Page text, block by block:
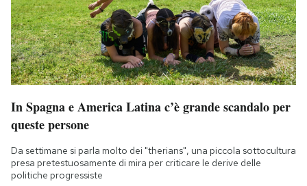
In Spagna e America Latina c’è grande scandalo per
queste persone
Da settimane si parla molto dei "therians", una piccola sottocultura
presa pretestuosamente di mira per criticare le derive delle
politiche progressiste